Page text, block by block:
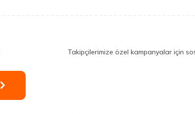
Takipçilerimize özel kampanyalar için